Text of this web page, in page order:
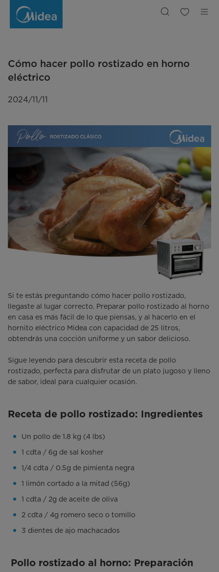
rostizado
Cómo hacer pollo rostizado en horno
eléctrico
2024/11/11
Si te estás preguntando cómo hacer pollo rostizado,
llegaste al lugar correcto. Preparar pollo rostizado al horno
en casa es más fácil de lo que piensas, y al hacerlo en el
hornito eléctrico Midea con capacidad de 25 litros,
obtendrás una cocción uniforme y un sabor delicioso.
Sigue leyendo para descubrir esta receta de pollo
rostizado, perfecta para disfrutar de un plato jugoso y lleno
de sabor, ideal para cualquier ocasión.
Receta de pollo rostizado: Ingredientes
Un pollo de 1.8 kg (4 lbs)
1 cdta / 6g de sal kosher
1/4 cdta / 0.5g de pimienta negra
1 limón cortado a la mitad (56g)
1 cdta / 2g de aceite de oliva
2 cdta / 4g romero seco o tomillo
3 dientes de ajo machacados
Pollo rostizado al horno: Preparación